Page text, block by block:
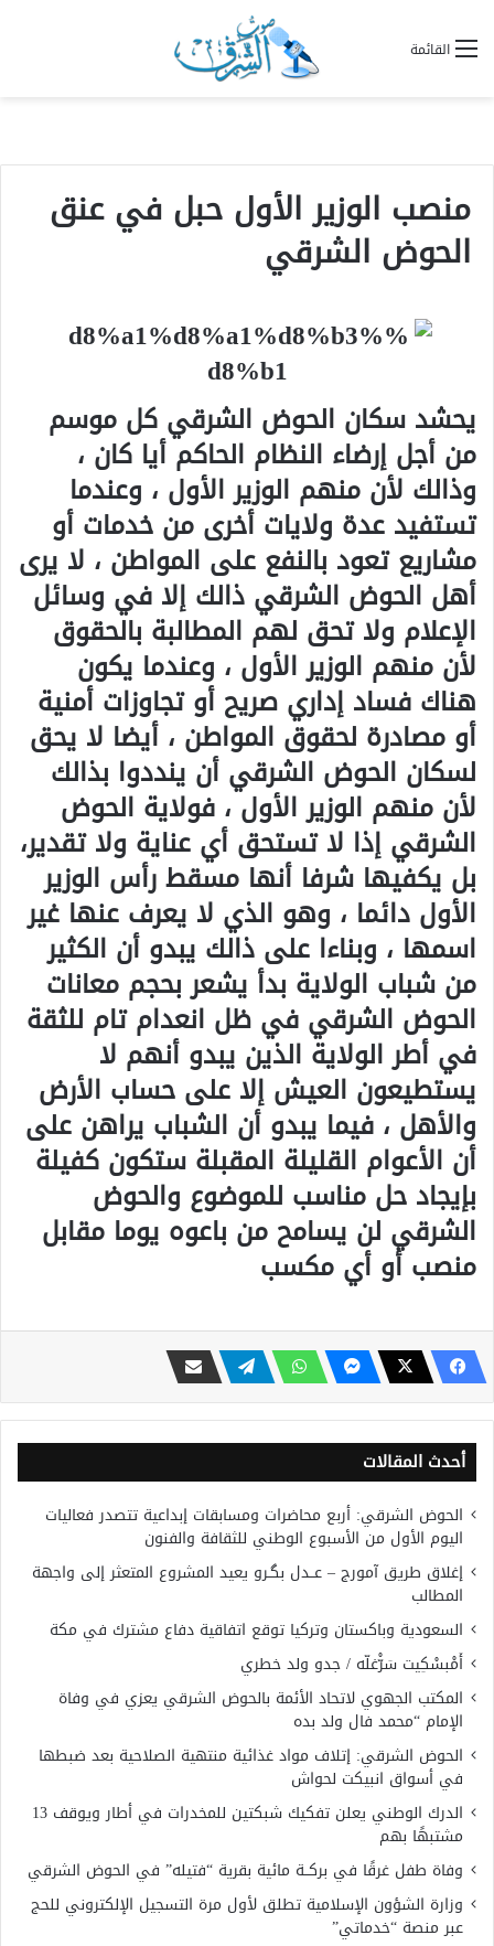
القائمة
منصب الوزير الأول حبل في عنق
الحوض الشرقي
يحشد سكان الحوض الشرقي كل موسم
من أجل إرضاء النظام الحاكم أيا كان ،
وذالك لأن منهم الوزير الأول ، وعندما
تستفيد عدة ولايات أخرى من خدمات أو
مشاريع تعود بالنفع على المواطن ، لا يرى
أهل الحوض الشرقي ذالك إلا في وسائل
الإعلام ولا تحق لهم المطالبة بالحقوق
لأن منهم الوزير الأول ، وعندما يكون
هناك فساد إداري صريح أو تجاوزات أمنية
أو مصادرة لحقوق المواطن ، أيضا لا يحق
لسكان الحوض الشرقي أن ينددوا بذالك
لأن منهم الوزير الأول ، فولاية الحوض
الشرقي إذا لا تستحق أي عناية ولا تقدير،
بل يكفيها شرفا أنها مسقط رأس الوزير
الأول دائما ، وهو الذي لا يعرف عنها غير
اسمها ، وبناءا على ذالك يبدو أن الكثير
من شباب الولاية بدأ يشعر بحجم معانات
الحوض الشرقي في ظل انعدام تام للثقة
في أطر الولاية الذين يبدو أنهم لا
يستطيعون العيش إلا على حساب الأرض
والأهل ، فيما يبدو أن الشباب يراهن على
أن الأعوام القليلة المقبلة ستكون كفيلة
بإيجاد حل مناسب للموضوع والحوض
الشرقي لن يسامح من باعوه يوما مقابل
منصب أو أي مكسب
أحدث المقالات
الحوض الشرقي: أربع محاضرات ومسابقات إبداعية تتصدر فعاليات
اليوم الأول من الأسبوع الوطني للثقافة والفنون
إغلاق طريق آمورج – عــدل بگـرو يعيد المشروع المتعثر إلى واجهة
المطالب
السعودية وباكستان وتركيا توقع اتفاقية دفاع مشترك في مكة
أَمْبسْكِيت سَرّْغلّه / جدو ولد خطري
المكتب الجهوي لاتحاد الأئمة بالحوض الشرقي يعزي في وفاة
الإمام “محمد فال ولد بده
الحوض الشرقي: إتلاف مواد غذائية منتهية الصلاحية بعد ضبطها
في أسواق انبيكت لحواش
الدرك الوطني يعلن تفكيك شبكتين للمخدرات في أطار ويوقف 13
مشتبهًا بهم
وفاة طفل غرقًا في بركــة مائية بقرية “فتيله” في الحوض الشرقي
وزارة الشؤون الإسلامية تطلق لأول مرة التسجيل الإلكتروني للحج
عبر منصة “خدماتي”